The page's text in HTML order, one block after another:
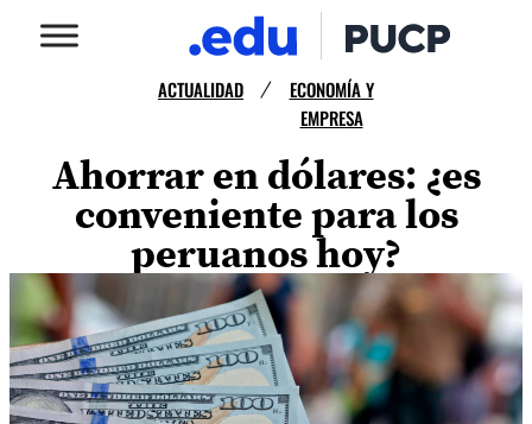
ACTUALIDAD /
ECONOMÍA Y
EMPRESA
Ahorrar en dólares: ¿es
conveniente para los
peruanos hoy?